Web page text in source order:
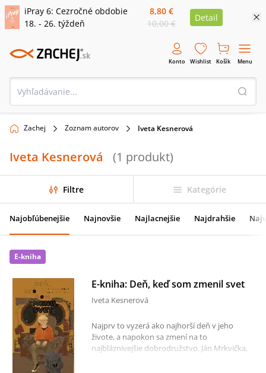
iPray 6: Cezročné obdobie
18. - 26. týždeň
8,80 €
10,00 €
Detail
Konto Wishlist Košík Menu
Zachej Zoznam autorov Iveta Kesnerová
Iveta Kesnerová (1 produkt)
Filtre Kategórie
Najobľúbenejšie Najnovšie Najlacnejšie Najdrahšie
E-kniha
E-kniha: Deň, keď som zmenil svet
Iveta Kesnerová
Najprv to vyzerá ako najhorší deň v jeho
živote, a napokon sa zmení na to
najbláznivejšie dobrodružstvo. Ján Mrkvička,